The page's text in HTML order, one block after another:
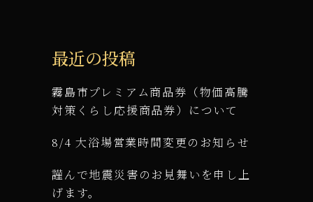
最近の投稿
霧島市プレミアム商品券（物価高騰
対策くらし応援商品券）について
8/4 大浴場営業時間変更のお知らせ
謹んで地震災害のお見舞いを申し上
げます。